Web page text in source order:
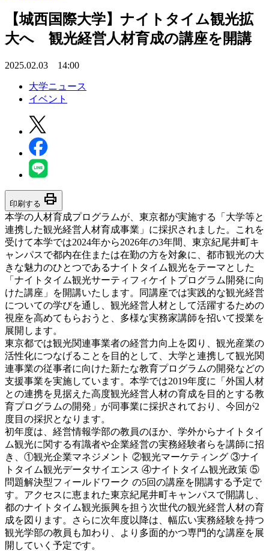
【城西国際大学】ナイトタイム観光拡
大へ 観光経営人材育成の講座を開講
2025.02.03 14:00
大学ニュース
イベント
印刷する print
本学の人材育成プログラムが、東京都が実施する「大学等と
連携した観光経営人材育成事業」に採択されました。これを
受けて本学では2024年から2026年の3年間、東京紀尾井町キ
ャンパスで都内在住または在勤の方を対象に、都市観光の大
きな魅力のひとつであるナイトタイム観光をテーマとした
「ナイトタイム観光サーティフィケイトプログラム開発に向
けた講座」を開講いたします。同講座では実践的な観光経営
についての学びを通し、観光経営人材として活躍するための
視座を高めてもらおうと、多様な実務家講師を招いて授業を
展開します。
東京都では観光関連事業者の経営力向上を図り、観光産業の
活性化につなげることを目的として、大学と連携して観光関
連事業の従事者に向けた新たな教育プログラムの開発などの
支援事業を実施しています。本学では2019年度に「外国人材
との連携を見据えた高度観光経営人材の育成を目的とする教
育プログラムの開発」が同事業に採択されており、今回が2
度目の採択となります。
初年度は、経営情報学部の教員のほか、学外からナイトタイ
ム観光に関する有識者や企業経営の実務経験者らを講師に招
き、①観光企業マネジメント ②観光マーケティング ③ナイ
トタイム観光データサイエンス ④ナイトタイム観光政策 ⑤
問題解決型フィールドワーク の5回の講座を開講する予定で
す。アクセスに恵まれた東京紀尾井町キャンパスで開講し、
都のナイトタイム観光振興を担う次世代の観光経営人材の育
成を図ります。さらに次年度以降は、幅広い実務経験を持つ
観光学部の教員も加わり、より多面的かつ専門的な講座を展
開していく予定です。